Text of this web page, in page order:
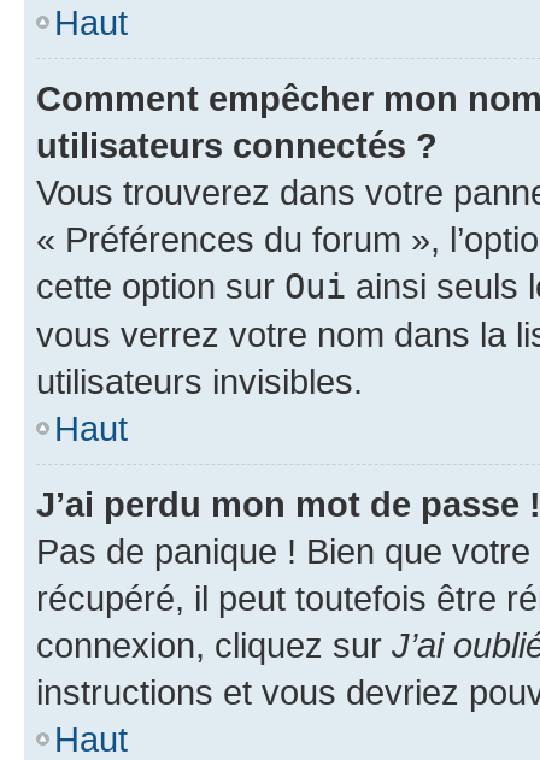
Haut
Comment empêcher mon
utilisateurs connectés ?
Vous trouverez dans votre
« Préférences du forum »,
cette option sur Oui ainsi seuls
vous verrez votre nom dans la
utilisateurs invisibles.
Haut
J’ai perdu mon mot de passe !
Pas de panique ! Bien que
récupéré, il peut toutefois être
connexion, cliquez sur J’ai
instructions et vous devriez
Haut